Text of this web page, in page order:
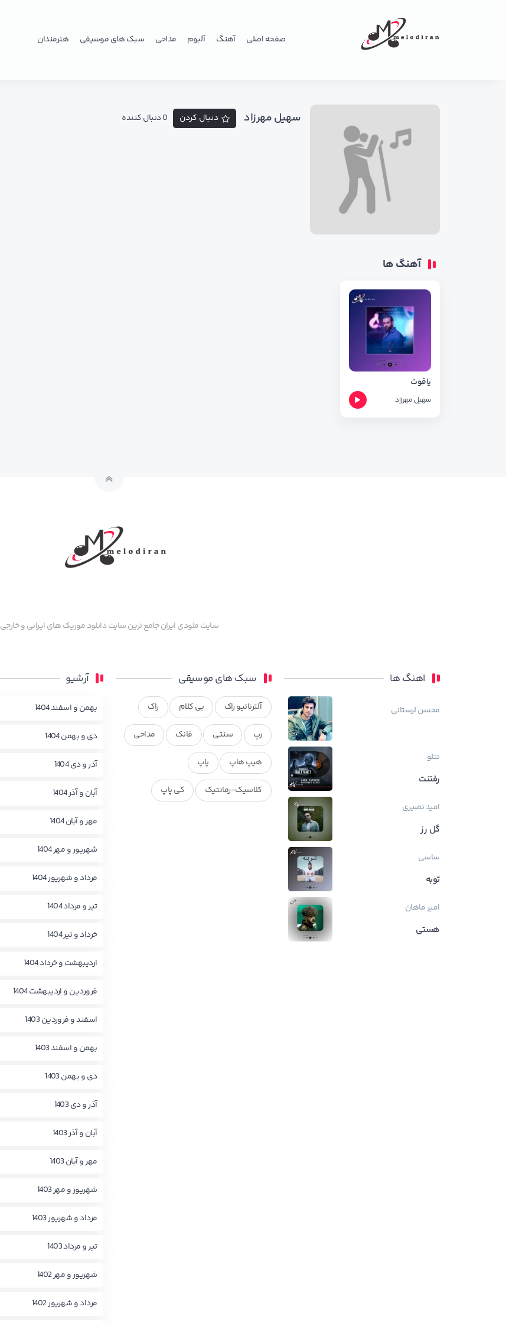
صفحه اصلی آهنگ آلبوم مداحی سبک های موسیقی هنرمندان
سهیل مهرزاد دنبال کردن 0 دنبال کننده
آهنگ ها
یاقوت
سهیل مهرزاد
سایت ملودی ایران جامع ترین سایت دانلود موزیک های ایرانی و خارجی
اهنگ ها
محسن لرستانی
تتلو
رفتنت
امید نصیری
گل رز
ساسی
توبه
امیر ماهان
هستی
سبک های موسیقی
آلترناتیو راک بی کلام راک
رپ سنتی فانک مداحی
هیپ هاپ پاپ
کلاسیک-رمانتیک کی پاپ
آرشیو
بهمن و اسفند 1404
دی و بهمن 1404
آذر و دی 1404
آبان و آذر 1404
مهر و آبان 1404
شهریور و مهر 1404
مرداد و شهریور 1404
تیر و مرداد 1404
خرداد و تیر 1404
اردیبهشت و خرداد 1404
فروردین و اردیبهشت 1404
اسفند و فروردین 1403
بهمن و اسفند 1403
دی و بهمن 1403
آذر و دی 1403
آبان و آذر 1403
مهر و آبان 1403
شهریور و مهر 1403
مرداد و شهریور 1403
تیر و مرداد 1403
شهریور و مهر 1402
مرداد و شهریور 1402